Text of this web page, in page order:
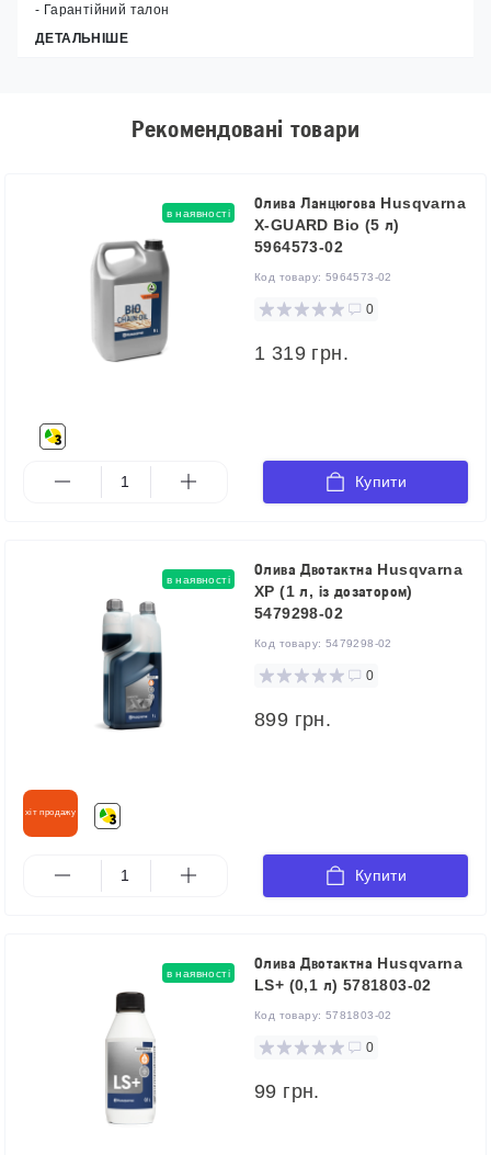
- Гарантійний талон
ДЕТАЛЬНІШЕ
Рекомендовані товари
в наявності
Олива Ланцюгова Husqvarna
X-GUARD Bio (5 л)
5964573-02
Код товару: 5964573-02
0
1 319 грн.
Купити
в наявності
хіт продажу
Олива Двотактна Husqvarna
XP (1 л, із дозатором)
5479298-02
Код товару: 5479298-02
0
899 грн.
Купити
в наявності
Олива Двотактна Husqvarna
LS+ (0,1 л) 5781803-02
Код товару: 5781803-02
0
99 грн.